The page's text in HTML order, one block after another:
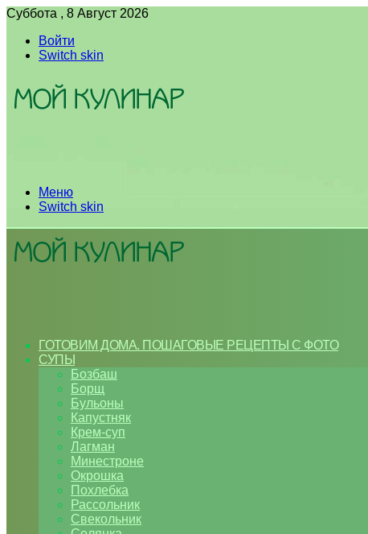
Суббота , 8 Август 2026
Войти
Switch skin
Меню
Switch skin
ГОТОВИМ ДОМА. ПОШАГОВЫЕ РЕЦЕПТЫ С ФОТО
СУПЫ
Бозбаш
Борщ
Бульоны
Капустняк
Крем-суп
Лагман
Минестроне
Окрошка
Похлебка
Рассольник
Свекольник